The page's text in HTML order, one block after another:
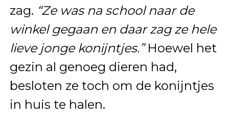
zag. “Ze was na school naar de
winkel gegaan en daar zag ze hele
lieve jonge konijntjes.”Hoewel het
gezin al genoeg dieren had,
besloten ze toch om de konijntjes
in huis te halen.